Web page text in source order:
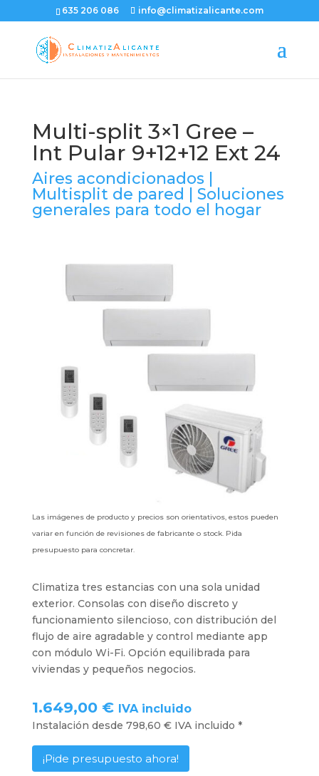
635 206 086 info@climatizalicante.com
Multi-split 3×1 Gree –
Int Pular 9+12+12 Ext 24
Aires acondicionados
Multisplit de pared
Soluciones
generales para todo el hogar
Las imágenes de producto y precios son orientativos, estos pueden
variar en función de revisiones de fabricante o stock. Pida
presupuesto para concretar.
Climatiza tres estancias con una sola unidad
exterior. Consolas con diseño discreto y
funcionamiento silencioso, con distribución del
flujo de aire agradable y control mediante app
con módulo Wi-Fi. Opción equilibrada para
viviendas y pequeños negocios.
1.649,00 € IVA incluido
Instalación desde 798,60 € IVA incluido *
¡Pide presupuesto ahora!